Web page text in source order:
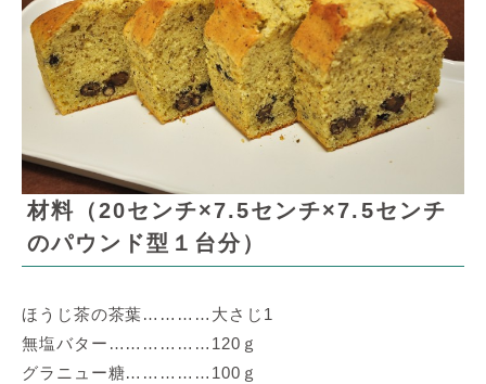
材料（20センチ×7.5センチ×7.5センチ
のパウンド型１台分）
ほうじ茶の茶葉…………大さじ1
無塩バター………………120ｇ
グラニュー糖……………100ｇ